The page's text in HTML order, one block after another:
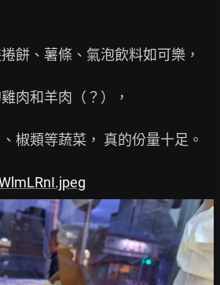
餅、薯條、氣泡飲料如可樂，
肉和羊肉（？），
椒類等蔬菜， 真的份量十足。